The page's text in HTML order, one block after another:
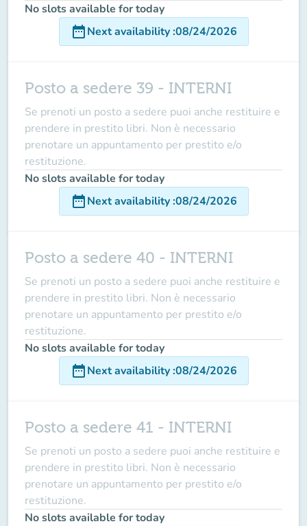
No slots available for today
date_rangeNext availability:08/24/2026
Posto a sedere 39 - INTERNI
Se prenoti un posto a sedere puoi anche restituire e
prendere in prestito libri. Non è necessario
prenotare un appuntamento per prestito e/o
restituzione.
No slots available for today
date_rangeNext availability:08/24/2026
Posto a sedere 40 - INTERNI
Se prenoti un posto a sedere puoi anche restituire e
prendere in prestito libri. Non è necessario
prenotare un appuntamento per prestito e/o
restituzione.
No slots available for today
date_rangeNext availability:08/24/2026
Posto a sedere 41 - INTERNI
Se prenoti un posto a sedere puoi anche restituire e
prendere in prestito libri. Non è necessario
prenotare un appuntamento per prestito e/o
restituzione.
No slots available for today